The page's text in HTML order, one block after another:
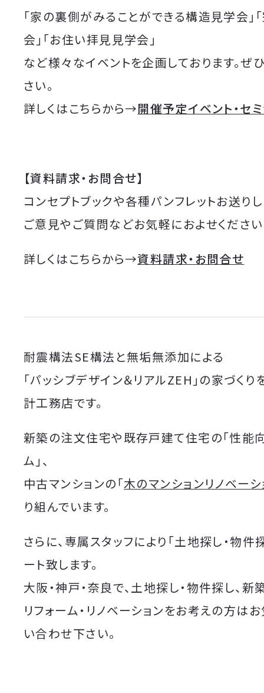
「家の裏側がみることができる構造見学会」
会」「お住い拝見見学会」
など様々なイベントを企画しております。ぜ
さい。
詳しくはこちらから→開催予定イベント・セ
【資料請求・お問合せ】
コンセプトブックや各種パンフレットお送りし
ご意見やご質問などお気軽におよせください
詳しくはこちらから→資料請求・お問合せ
耐震構法SE構法と無垢無添加による
「パッシブデザイン＆リアルZEH」の家づく
計工務店です。
新築の注文住宅や既存戸建て住宅の「性能
ム」、
中古マンションの「木のマンションリノベーシ
り組んでいます。
さらに、専属スタッフにより「土地探し・物件
ート致します。
大阪・神戸・奈良で、土地探し・物件探し、新
リフォーム・リノベーションをお考えの方は
い合わせ下さい。